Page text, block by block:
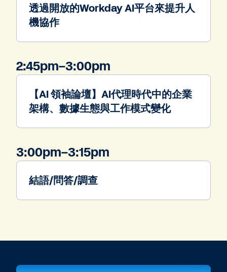
透過開放的Workday AI平台來提升人
機協作
2:45pm–3:00pm
【AI 領袖論壇】AI代理時代中的企業
架構、數據生態與工作模式變化
3:00pm–3:15pm
結語/問答/調查